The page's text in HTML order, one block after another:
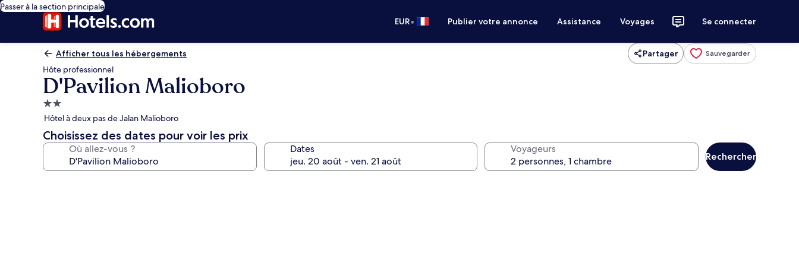
Passer à la section principale
EUR• Publier votre annonce Assistance Voyages Se connecter
Afficher tous les hébergements Partager Sauvegarder
Hôte professionnel
D'Pavilion Malioboro
Hébergement
2.0 étoiles
Hôtel à deux pas de Jalan Malioboro
Choisissez des dates pour voir les prix
Où allez-vous ? Dates Voyageurs
Rechercher